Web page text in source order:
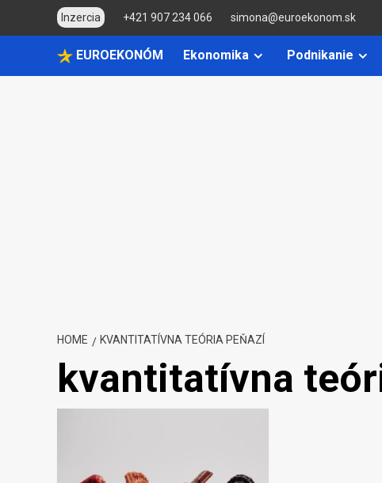
Inzercia +421 907 234 066 simona@euroekonom.sk
EUROEKONÓM Ekonomika Podnikanie
HOME KVANTITATÍVNA TEÓRIA PEŇAZÍ
kvantitatívna